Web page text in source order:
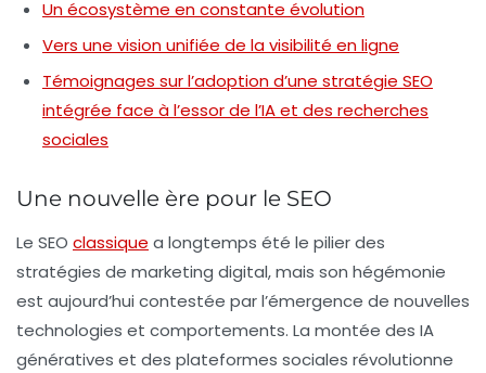
Un écosystème en constante évolution
Vers une vision unifiée de la visibilité en ligne
Témoignages sur l’adoption d’une stratégie SEO
intégrée face à l’essor de l’IA et des recherches
sociales
Une nouvelle ère pour le SEO
Le SEO classique a longtemps été le pilier des
stratégies de marketing digital, mais son hégémonie
est aujourd’hui contestée par l’émergence de nouvelles
technologies et comportements. La montée des IA
génératives et des plateformes sociales révolutionne